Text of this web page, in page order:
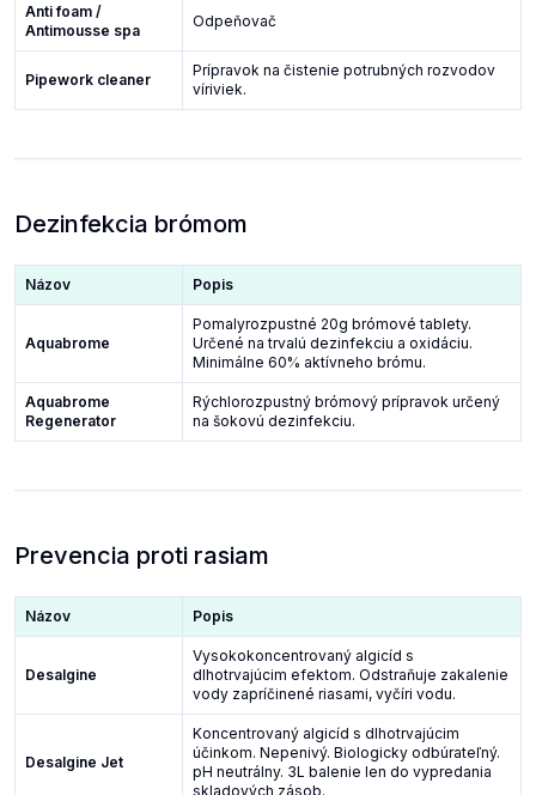
Anti foam /
Antimousse spa
Odpeňovač
Pipework cleaner
Prípravok na čistenie potrubných rozvodov
víriviek.
Dezinfekcia brómom
Názov Popis
Aquabrome
Pomalyrozpustné 20g brómové tablety.
Určené na trvalú dezinfekciu a oxidáciu.
Minimálne 60% aktívneho brómu.
Aquabrome
Regenerator
Rýchlorozpustný brómový prípravok určený
na šokovú dezinfekciu.
Prevencia proti rasiam
Názov Popis
Desalgine
Vysokokoncentrovaný algicíd s
dlhotrvajúcim efektom. Odstraňuje zakalenie
vody zapríčinené riasami, vyčíri vodu.
Desalgine Jet
Koncentrovaný algicíd s dlhotrvajúcim
účinkom. Nepenivý. Biologicky odbúrateľný.
pH neutrálny. 3L balenie len do vypredania
skladových zásob.